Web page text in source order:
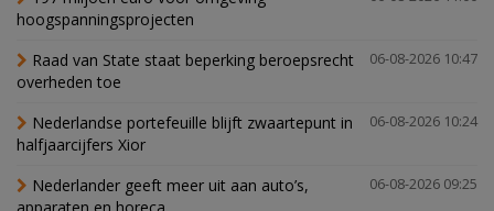
hoogspanningsprojecten
06-08-2026 10:47
Raad van State staat beperking beroepsrecht
overheden toe
06-08-2026 10:24
Nederlandse portefeuille blijft zwaartepunt in
halfjaarcijfers Xior
06-08-2026 09:25
Nederlander geeft meer uit aan auto’s,